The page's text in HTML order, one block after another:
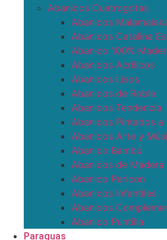
Abanicos Cuatrogotas
Abanicos
Abanicos Catalina
Abanico 100%
Abanicos Acrílicos
Abanicos Lisos
Abanicos de Roble
Abanicos Tendencia
Abanicos Pintados a
Abanicos Arte y
Abanico Bambú
Abanicos de Madera
Abanico Pericon
Abanicos Infantiles
Abanicos
Abanico Puntilla
Paraguas